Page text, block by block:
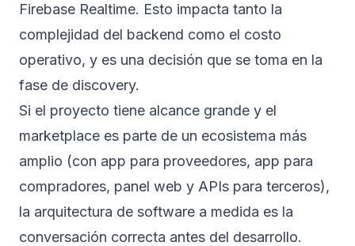
Firebase Realtime. Esto impacta tanto la
complejidad del backend como el costo
operativo, y es una decisión que se toma en la
fase de discovery.
Si el proyecto tiene alcance grande y el
marketplace es parte de un ecosistema más
amplio (con app para proveedores, app para
compradores, panel web y APIs para terceros),
la arquitectura de software a medida es la
conversación correcta antes del desarrollo.